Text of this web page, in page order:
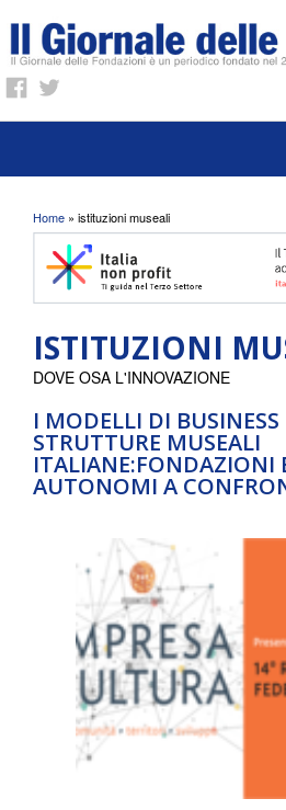
Tu sei qui
Home » istituzioni museali
ISTITUZIONI
I MODELLI DI BUSINESS
STRUTTURE MUSEALI
ITALIANE:FONDAZIONI
AUTONOMI A
DOVE OSA L'INNOVAZIONE